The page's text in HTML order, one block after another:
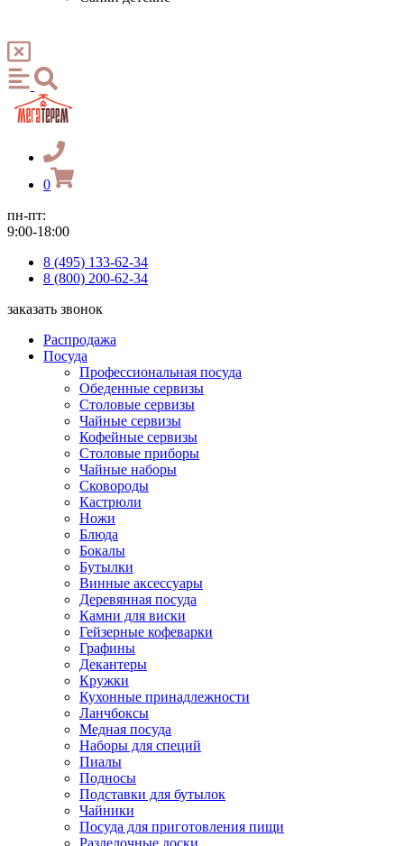
0
пн-пт:
9:00-18:00
8 (495) 133-62-34
8 (800) 200-62-34
заказать звонок
Распродажа
Посуда
Профессиональная посуда
Обеденные сервизы
Столовые сервизы
Чайные сервизы
Кофейные сервизы
Столовые приборы
Чайные наборы
Сковороды
Кастрюли
Ножи
Блюда
Бокалы
Бутылки
Винные аксессуары
Деревянная посуда
Камни для виски
Гейзерные кофеварки
Графины
Декантеры
Кружки
Кухонные принадлежности
Ланчбоксы
Медная посуда
Наборы для специй
Пиалы
Подносы
Подставки для бутылок
Чайники
Посуда для приготовления пищи
Разделочные доски